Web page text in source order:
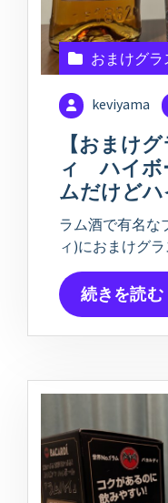
おまけグラ
keviyama
【おまけ
ィ ハイボ
ムだけどハ
ラム酒で有名な
ィ)におまけグ
続きを読む